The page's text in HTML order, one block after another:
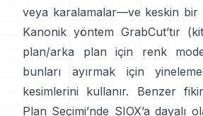
veya karalamalar—ve keskin bir
Kanonik yöntem GrabCut’tır (
plan/arka plan için renk
bunları ayırmak için
kesimlerini kullanır. Benzer
Plan Seçimi’nde SIOX’a dayalı